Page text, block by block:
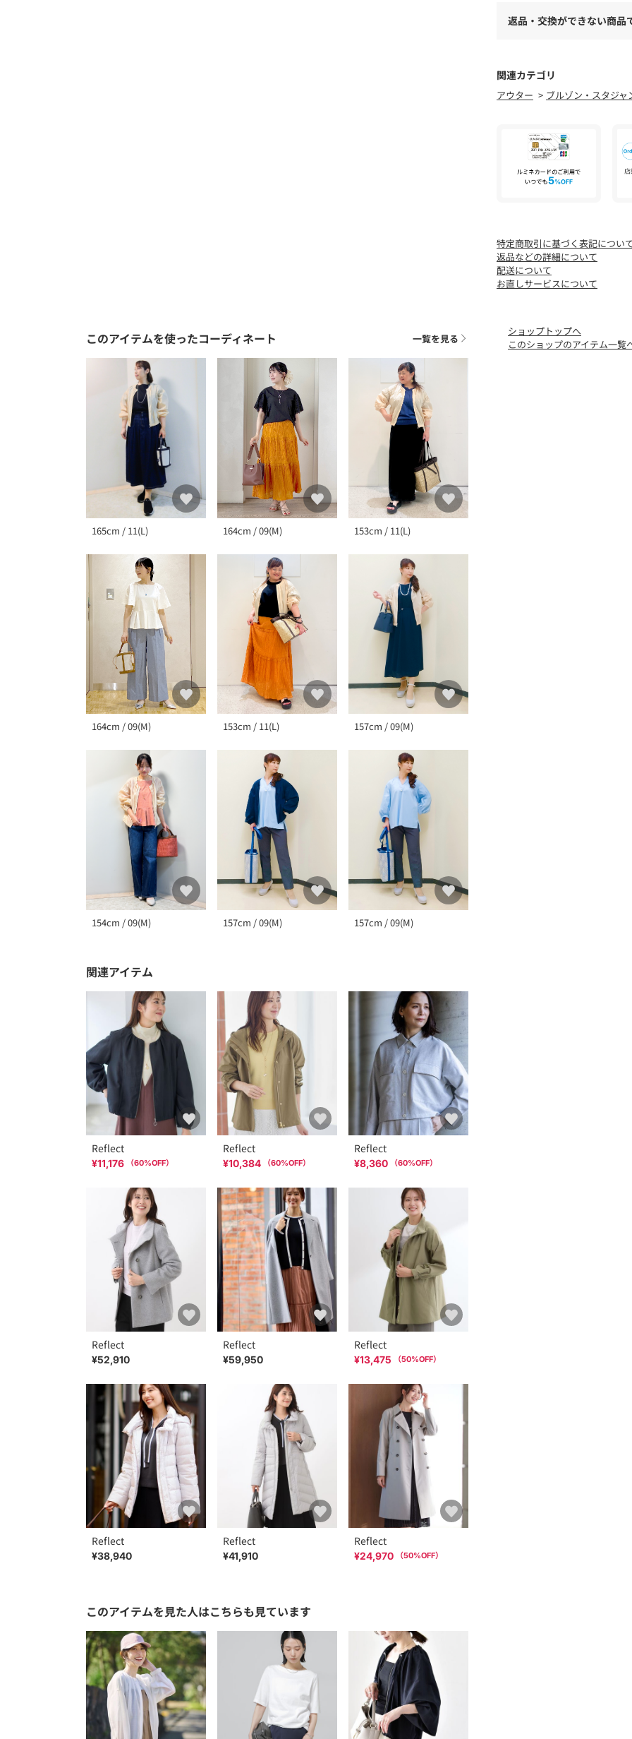
・裏地なし
が異なる場合もございます
返品・交換ができない商品
関連カテゴリ
アウター ブルゾン・スタジャ
特定商取引に基づく表記につい
返品などの詳細について
配送について
お直しサービスについて
このアイテムを使ったコーディネート 一覧を見る
165cm / 11(L) 164cm / 09(M) 153cm / 11(L)
164cm / 09(M) 153cm / 11(L) 157cm / 09(M)
154cm / 09(M) 157cm / 09(M) 157cm / 09(M)
関連アイテム
Reflect
¥11,176 （60%OFF）
Reflect
¥10,384 （60%OFF）
Reflect
¥8,360 （60%OFF）
Reflect
¥52,910
Reflect
¥59,950
Reflect
¥13,475 （50%OFF）
Reflect
¥38,940
Reflect
¥41,910
Reflect
¥24,970 （50%OFF）
ショップトップへ
このショップのアイテム一覧